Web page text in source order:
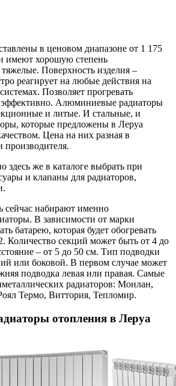
в ценовом диапазоне от 1 175
имеют хорошую степень
Поверхность изделия –
реагирует на любые действия на
Позволяет прогревать
Алюминиевые радиаторы
и литые. И стальные, и
которые предложены в Леруа
Цена на них разная в
производителя.
здесь же в каталоге выбрать при
и клапаны для радиаторов,
сейчас набирают именно
В зависимости от марки
батарею, которая будет обогревать
Количество секций может быть от 4 до
– от 5 до 50 см. Тип подводки
или боковой. В первом случае может
подводка левая или правая. Самые
радиаторов: Монлан,
Термо, Виттория, Тепломир.
отопления в Леруа